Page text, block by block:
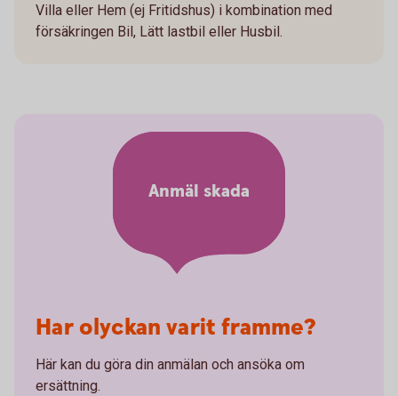
Villa eller Hem (ej Fritidshus) i kombination med
försäkringen Bil, Lätt lastbil eller Husbil.
Anmäl skada
Har olyckan varit framme?
Här kan du göra din anmälan och ansöka om
ersättning.